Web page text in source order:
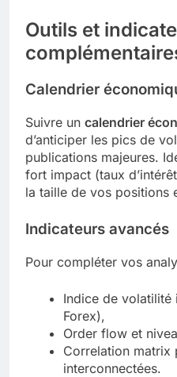
Outils et
Calendrier
Suivre un calendrier
d’anticiper les pics de
publications majeures.
fort impact (taux
la taille de vos positions
Indicateurs avancés
Pour compléter vos
Indice de volatilité
Forex),
Order flow et
Correlation matrix
interconnectées.